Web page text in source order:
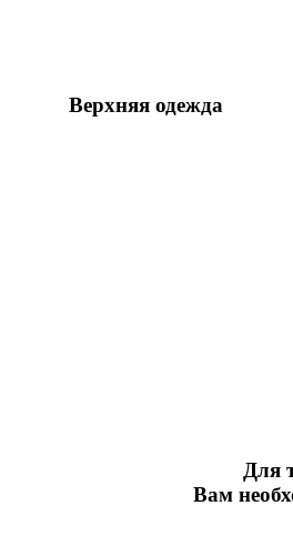
Верхняя одежда
Для
Вам